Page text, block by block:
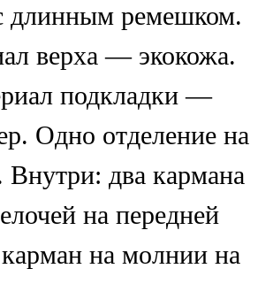
длинным ремешком.
верха — экокожа.
подкладки —
Одно отделение на
два кармана
на передней
карман на молнии на